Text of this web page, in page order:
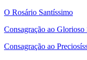
O Rosário Santíssimo
Consagração ao Glorioso
Consagração ao